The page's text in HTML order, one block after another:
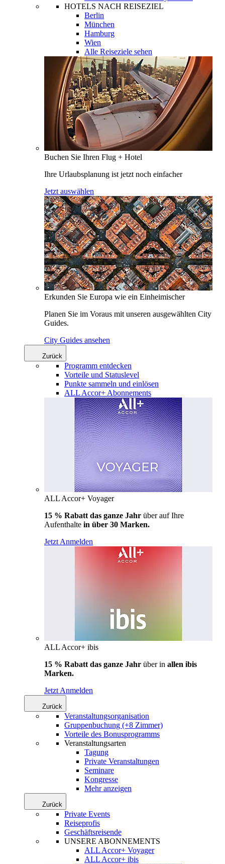
HOTELS NACH REISEZIEL
Berlin
München
Hamburg
Wien
Alle Reiseziele sehen
Buchen Sie Ihren Flug + Hotel
Ihre Urlaubsplanung ist jetzt noch einfacher
Jetzt auswählen
Erkunden Sie Europa wie ein Einheimischer
Planen Sie im Voraus mit unseren ausgewählten City
Guides.
City Guides ansehen
Zurück
Programm entdecken
Vorteile und Statuslevel
Punkte sammeln und einlösen
ALL Accor+ Abonnements
ALL Accor+ Voyager
15 % Rabatt das ganze Jahr über auf Ihre
Aufenthalte in über 30 Marken.
Jetzt Anmelden
ALL Accor+ ibis
15 % Rabatt das ganze Jahr über in allen ibis
Marken.
Jetzt Anmelden
Zurück
Veranstaltungsorganisation
Gruppenbuchung (+8 Zimmer)
Vorteile des Bonusprogramms
Veranstaltungsarten
Tagung
Private Veranstaltungen
Seminare
Kongresse
Mehr anzeigen
Zurück
Private Events
Reiseprofis
Geschäftsreisende
UNSERE ABONNEMENTS
ALL Accor+ Voyager
ALL Accor+ ibis